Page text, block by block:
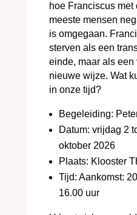
hoe Franciscus met
meeste mensen
is omgegaan.
sterven als een
einde, maar als
nieuwe wijze. Wat
in onze tijd?
Begeleiding:
Datum: vrijdag 2
oktober 2026
Plaats: Klooster
Tijd: Aankomst:
16.00 uur